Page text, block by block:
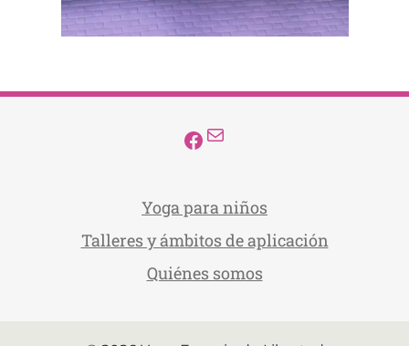
Facebook
Correo electrónico
Yoga para niños
Talleres y ámbitos de aplicación
Quiénes somos